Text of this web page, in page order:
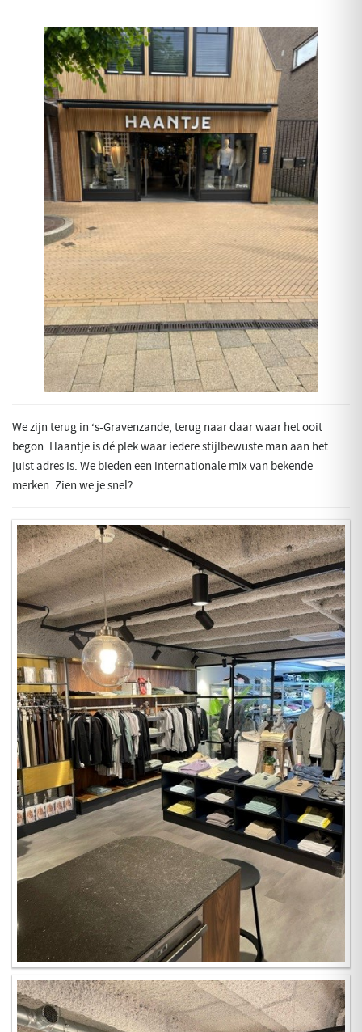
We zijn terug in ‘s-Gravenzande, terug naar daar waar het ooit
begon. Haantje is dé plek waar iedere stijlbewuste man aan het
juist adres is. We bieden een internationale mix van bekende
merken. Zien we je snel?